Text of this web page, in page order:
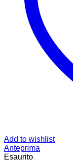
Add to wishlist
Anteprima
Esaurito